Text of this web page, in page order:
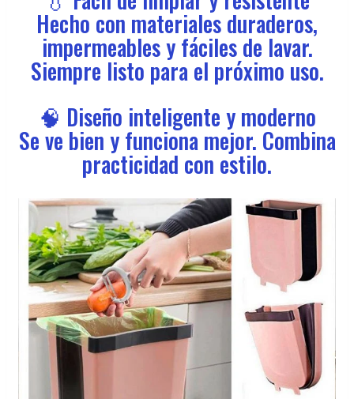
Hecho con materiales duraderos,
impermeables y fáciles de lavar.
Siempre listo para el próximo uso.
🧠 Diseño inteligente y moderno
Se ve bien y funciona mejor. Combina
practicidad con estilo.